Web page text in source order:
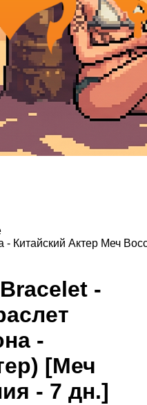
- Китайский Актер Меч
-
-
[Меч
- 7 дн.]